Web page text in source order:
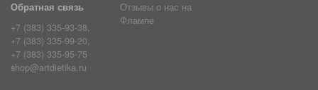
Обратная связь
+7 (383) 335-93-38,
+7 (383) 335-99-20,
+7 (383) 335-95-75
shop@artdietika.ru
Отзывы о нас на
Флампе